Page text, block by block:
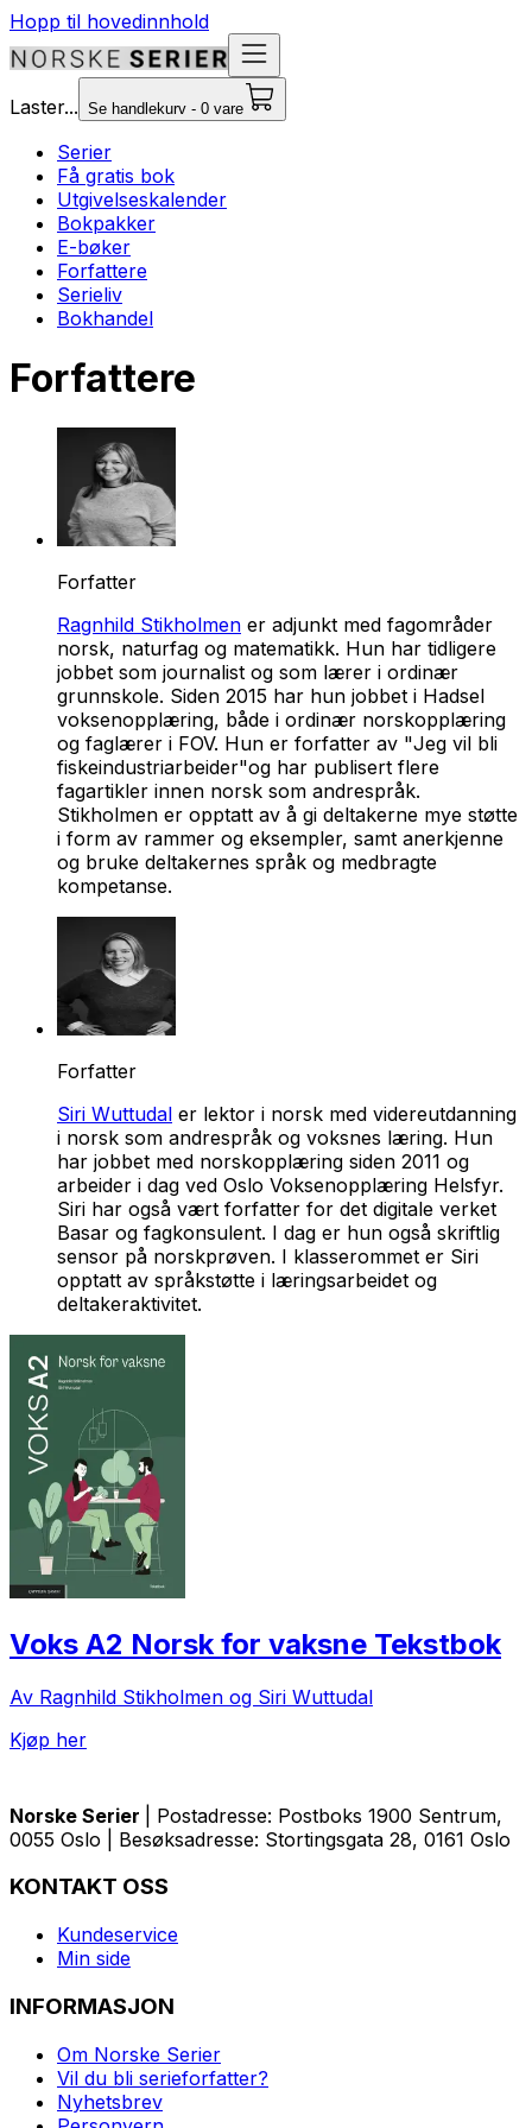
Hopp til hovedinnhold
Laster... Se handlekurv - 0 vare
Serier
Få gratis bok
Utgivelseskalender
Bokpakker
E-bøker
Forfattere
Serieliv
Bokhandel
Forfattere
Forfatter
Ragnhild Stikholmen er adjunkt med fagområder
norsk, naturfag og matematikk. Hun har tidligere
jobbet som journalist og som lærer i ordinær
grunnskole. Siden 2015 har hun jobbet i Hadsel
voksenopplæring, både i ordinær norskopplæring
og faglærer i FOV. Hun er forfatter av "Jeg vil bli
fiskeindustriarbeider"og har publisert flere
fagartikler innen norsk som andrespråk.
Stikholmen er opptatt av å gi deltakerne mye støtte
i form av rammer og eksempler, samt anerkjenne
og bruke deltakernes språk og medbragte
kompetanse.
Forfatter
Siri Wuttudal er lektor i norsk med videreutdanning
i norsk som andrespråk og voksnes læring. Hun
har jobbet med norskopplæring siden 2011 og
arbeider i dag ved Oslo Voksenopplæring Helsfyr.
Siri har også vært forfatter for det digitale verket
Basar og fagkonsulent. I dag er hun også skriftlig
sensor på norskprøven. I klasserommet er Siri
opptatt av språkstøtte i læringsarbeidet og
deltakeraktivitet.
Voks A2 Norsk for vaksne Tekstbok
Av Ragnhild Stikholmen og Siri Wuttudal
Kjøp her
Norske Serier
| Postadresse: Postboks 1900 Sentrum,
0055 Oslo | Besøksadresse: Stortingsgata 28, 0161 Oslo
KONTAKT OSS
Kundeservice
Min side
INFORMASJON
Om Norske Serier
Vil du bli serieforfatter?
Nyhetsbrev